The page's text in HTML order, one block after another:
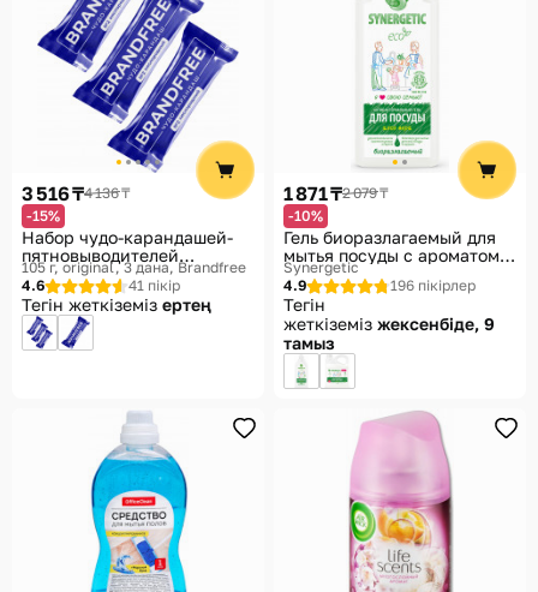
3 516 ₸4 136 ₸
-15%
Набор чудо-карандашей-
пятновыводителей
кислородных
универсальных
105 г, original, 3 дана Brandfree
4.6
41 пікір
Тегін жеткіземіз ертең
1 871 ₸2 079 ₸
-10%
Гель биоразлагаемый для
мытья посуды с ароматом
алоэ вера
Synergetic
4.9
196 пікірлер
Тегін
жеткіземіз жексенбіде, 9
тамыз